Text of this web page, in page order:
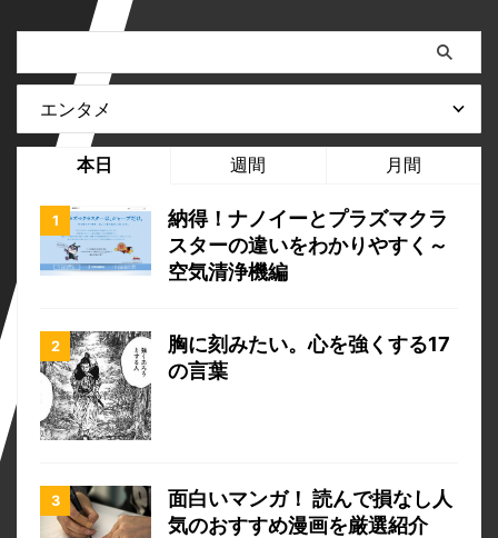
本日 週間 月間
納得！ナノイーとプラズマクラ
スターの違いをわかりやすく～
空気清浄機編
胸に刻みたい。心を強くする17
の言葉
面白いマンガ！ 読んで損なし人
気のおすすめ漫画を厳選紹介